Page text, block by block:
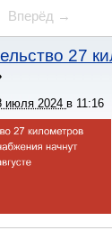
Вперёд →
27
июля 2024 в 11:16